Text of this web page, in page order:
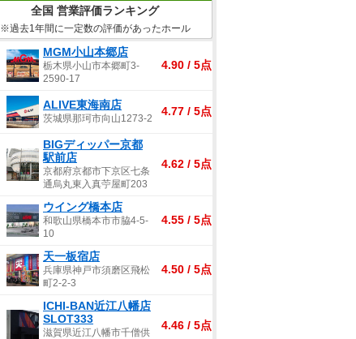
全国 営業評価ランキング
※過去1年間に一定数の評価があったホール
MGM小山本郷店
栃木県小山市本郷町3-
2590-17
4.90 / 5点
ALIVE東海南店
茨城県那珂市向山1273-2
4.77 / 5点
BIGディッパー京都
駅前店
京都府京都市下京区七条
通烏丸東入真苧屋町203
4.62 / 5点
ウイング橋本店
和歌山県橋本市市脇4-5-
10
4.55 / 5点
天一板宿店
兵庫県神戸市須磨区飛松
町2-2-3
4.50 / 5点
ICHI-BAN近江八幡店
SLOT333
滋賀県近江八幡市千僧供
4.46 / 5点